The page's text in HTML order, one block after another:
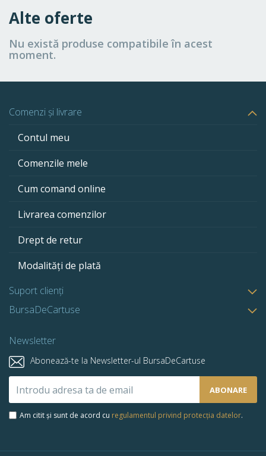
Alte oferte
Nu există produse compatibile în acest
moment.
Comenzi și livrare
Contul meu
Comenzile mele
Cum comand online
Livrarea comenzilor
Drept de retur
Modalități de plată
Suport clienți
BursaDeCartuse
Newsletter
Abonează-te la Newsletter-ul BursaDeCartuse
la
newsletter-
ABONARE
Am citit și sunt de acord cu regulamentul privind protecția datelor.